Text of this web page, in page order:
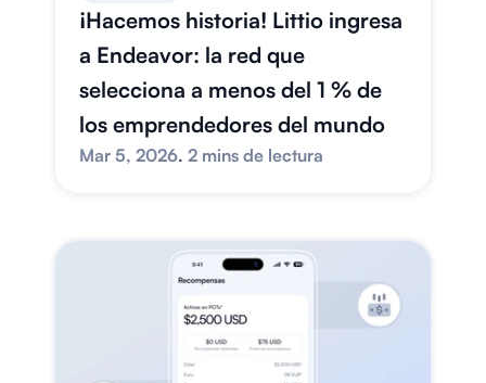
¡Hacemos historia! Littio ingresa
a Endeavor: la red que
selecciona a menos del 1 % de
los emprendedores del mundo
Mar 5, 2026. 2 mins de lectura